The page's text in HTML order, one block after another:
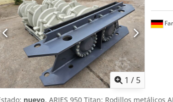
1 / 5
nuevo, ARJES 950 Titan: Rodillos metálicos